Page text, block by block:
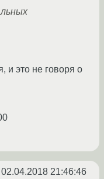
и это не говоря о
02.04.2018 21:46:46